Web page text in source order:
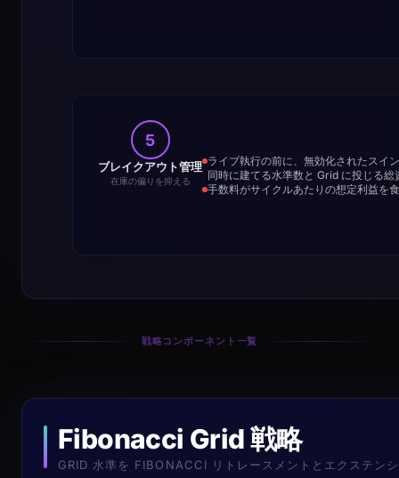
5
ブレイクアウト管理
在庫の偏りを抑える
ライブ執行の前に、無効化されたスイ
同時に建てる水準数と Grid に投じる総
手数料がサイクルあたりの想定利益を
戦略コンポーネント一覧
Fibonacci Grid 戦略
GRID 水準を FIBONACCI リトレースメントとエクステン